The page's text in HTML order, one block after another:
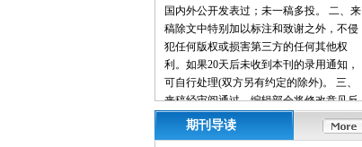
国内外公开发表过；未一稿多投。 二、来
稿除文中特别加以标注和致谢之外，不侵
犯任何版权或损害第三方的任何其他权
利。如果20天后未收到本刊的录用通知，
可自行处理(双方另有约定的除外)。 三、
来稿经审阅通过，编辑部会将修改意见反
馈给您，您应在收到通知7天内提交修改
稿。作者享有引用和复制该文的权利及著
期刊导读